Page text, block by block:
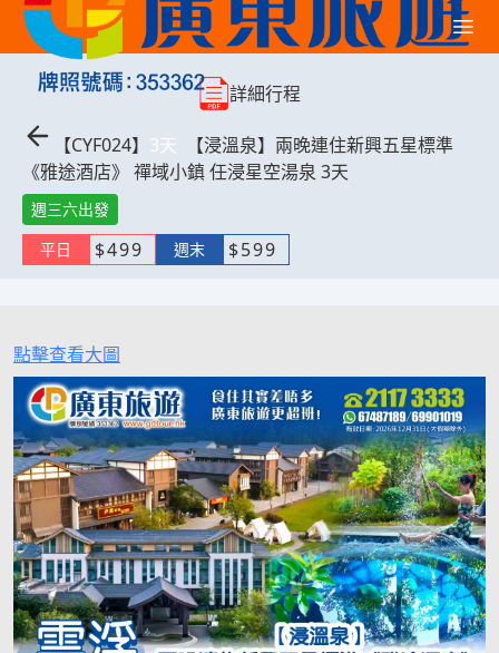
【CYF024】 3天
【浸溫泉】兩晚連住新興五星標準
《雅途酒店》 禪域小鎮 任浸星空湯泉 3天
週三六出發
平日
$499 週末 $599
詳細行程
點擊查看大圖